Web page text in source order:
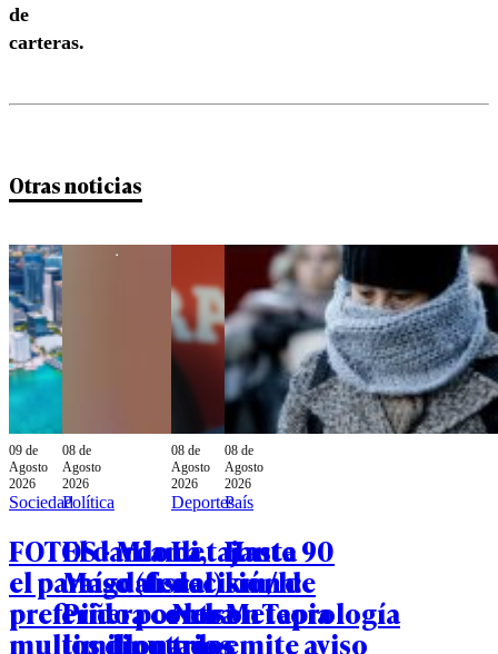
de
carteras.
Otras noticias
09 de
Agosto
2026
Sociedad
FOTOS - Miami,
el paraíso (fiscal)
preferido por los
multimillonarios
08 de
Agosto
2026
Política
El dardo de
Magdalena
Piñera contra
los diputados
08 de
Agosto
2026
Deportes
La tajante
decisión de
Nelson Tapia
tras
08 de
Agosto
2026
País
Hasta 90
km/h:
Meteorología
emite aviso